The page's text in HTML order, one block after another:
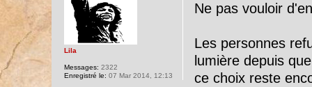
Ne pas vouloir
Les personnes
lumière depuis
ce choix reste
Lila
Messages: 2322
Enregistré le: 07 Mar 2014, 12:13